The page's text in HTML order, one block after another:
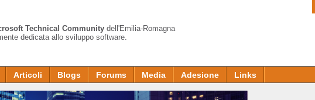
Technical Community dell'Emilia-Romagna
dedicata allo sviluppo software.
Articoli Blogs Forums Media Adesione Links